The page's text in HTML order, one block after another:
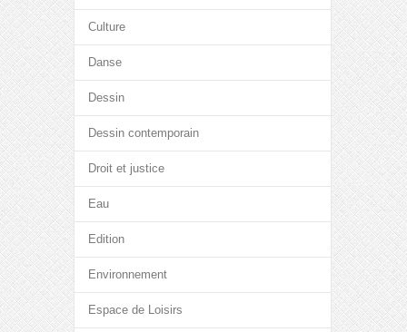
Culture
Danse
Dessin
Dessin contemporain
Droit et justice
Eau
Edition
Environnement
Espace de Loisirs